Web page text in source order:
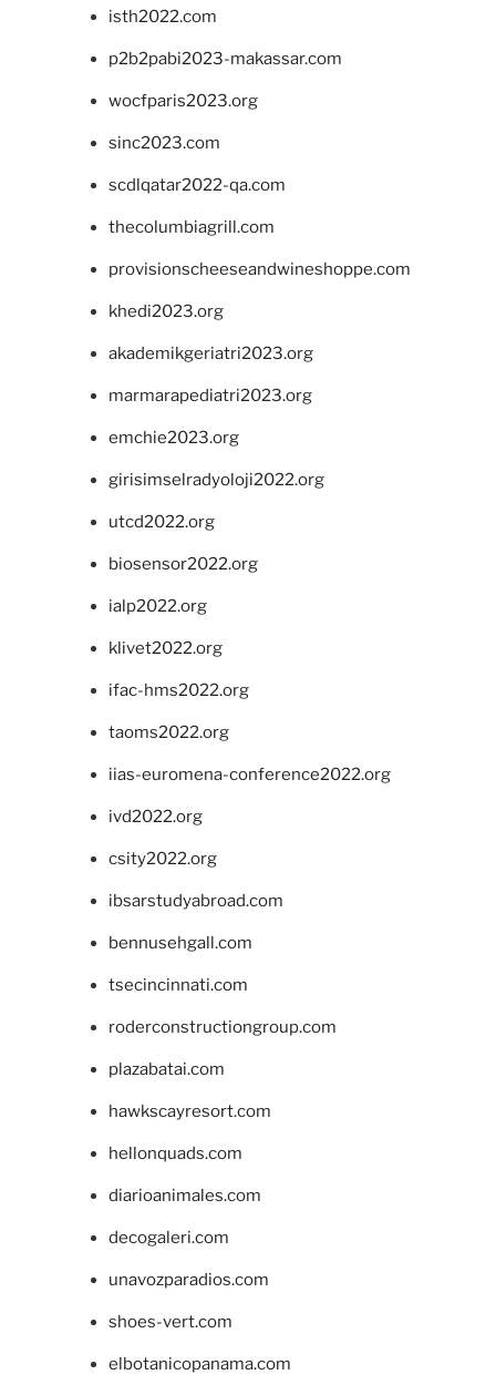
isth2022.com
p2b2pabi2023-makassar.com
wocfparis2023.org
sinc2023.com
scdlqatar2022-qa.com
thecolumbiagrill.com
provisionscheeseandwineshoppe.com
khedi2023.org
akademikgeriatri2023.org
marmarapediatri2023.org
emchie2023.org
girisimselradyoloji2022.org
utcd2022.org
biosensor2022.org
ialp2022.org
klivet2022.org
ifac-hms2022.org
taoms2022.org
iias-euromena-conference2022.org
ivd2022.org
csity2022.org
ibsarstudyabroad.com
bennusehgall.com
tsecincinnati.com
roderconstructiongroup.com
plazabatai.com
hawkscayresort.com
hellonquads.com
diarioanimales.com
decogaleri.com
unavozparadios.com
shoes-vert.com
elbotanicopanama.com